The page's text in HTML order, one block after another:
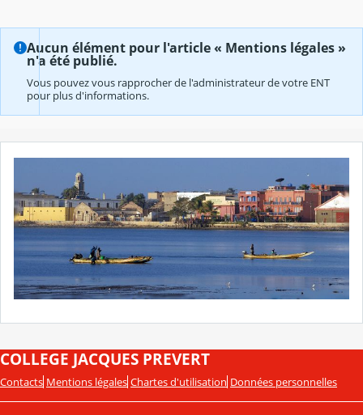
Aucun élément pour l'article « Mentions légales »
n'a été publié.
Vous pouvez vous rapprocher de l'administrateur de votre ENT
pour plus d'informations.
COLLEGE JACQUES PREVERT
Contacts Mentions légales Chartes d'utilisation Données personnelles